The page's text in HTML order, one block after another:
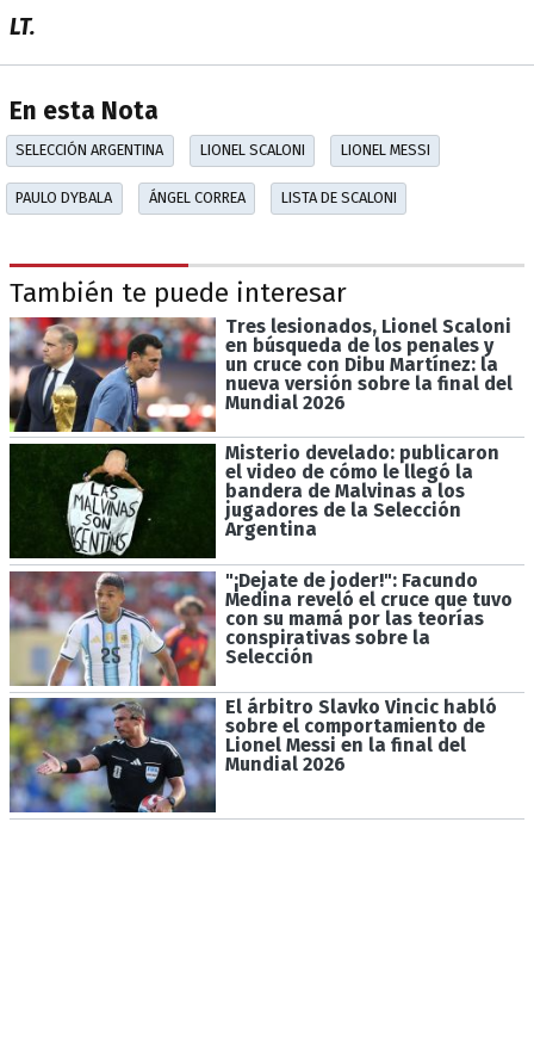
LT.
En esta Nota
SELECCIÓN ARGENTINA LIONEL SCALONI LIONEL MESSI
PAULO DYBALA ÁNGEL CORREA LISTA DE SCALONI
También te puede interesar
Tres lesionados, Lionel Scaloni
en búsqueda de los penales y
un cruce con Dibu Martínez: la
nueva versión sobre la final del
Mundial 2026
Misterio develado: publicaron
el video de cómo le llegó la
bandera de Malvinas a los
jugadores de la Selección
Argentina
"¡Dejate de joder!": Facundo
Medina reveló el cruce que tuvo
con su mamá por las teorías
conspirativas sobre la
Selección
El árbitro Slavko Vincic habló
sobre el comportamiento de
Lionel Messi en la final del
Mundial 2026